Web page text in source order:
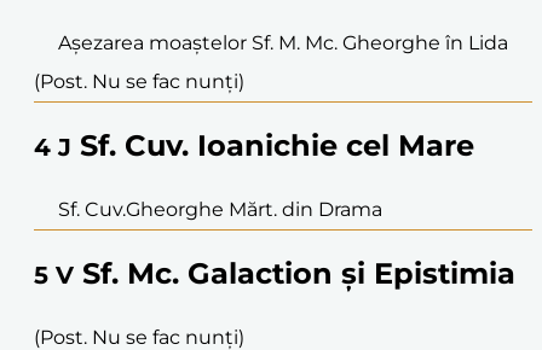
Așezarea moaștelor Sf. M. Mc. Gheorghe în Lida
(Post. Nu se fac nunți)
4 J Sf. Cuv. Ioanichie cel Mare
Sf. Cuv.Gheorghe Mărt. din Drama
5 V Sf. Mc. Galaction și Epistimia
(Post. Nu se fac nunți)